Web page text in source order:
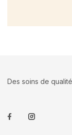
Des soins de